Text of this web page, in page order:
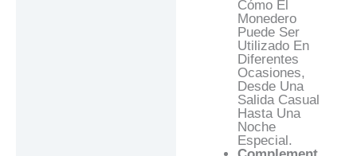
Cómo El
Monedero
Puede Ser
Utilizado En
Diferentes
Ocasiones,
Desde Una
Salida Casual
Hasta Una
Noche
Especial.